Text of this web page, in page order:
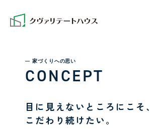
家づくりへの思い
CONCEPT
目に見えないところにこそ、
こだわり続けたい。